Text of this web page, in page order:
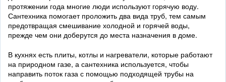
протяжении года многие люди используют горячую воду.
Сантехника помогает проложить два вида труб, тем самым
предотвращая смешивание холодной и горячей воды,
прежде чем они доберутся до места назначения в доме.
В кухнях есть плиты, котлы и нагреватели, которые работают
на природном газе, а сантехника используется, чтобы
направить поток газа с помощью подходящей трубы на